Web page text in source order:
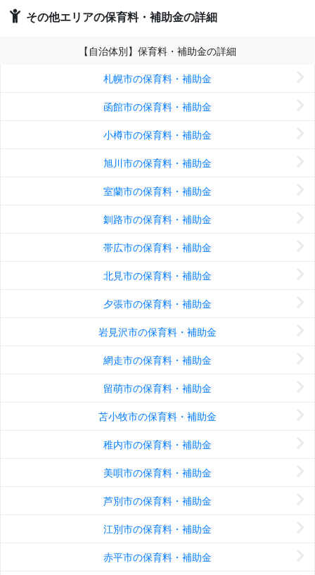
その他エリアの保育料・補助金の詳細
【自治体別】保育料・補助金の詳細
札幌市の保育料・補助金
函館市の保育料・補助金
小樽市の保育料・補助金
旭川市の保育料・補助金
室蘭市の保育料・補助金
釧路市の保育料・補助金
帯広市の保育料・補助金
北見市の保育料・補助金
夕張市の保育料・補助金
岩見沢市の保育料・補助金
網走市の保育料・補助金
留萌市の保育料・補助金
苫小牧市の保育料・補助金
稚内市の保育料・補助金
美唄市の保育料・補助金
芦別市の保育料・補助金
江別市の保育料・補助金
赤平市の保育料・補助金